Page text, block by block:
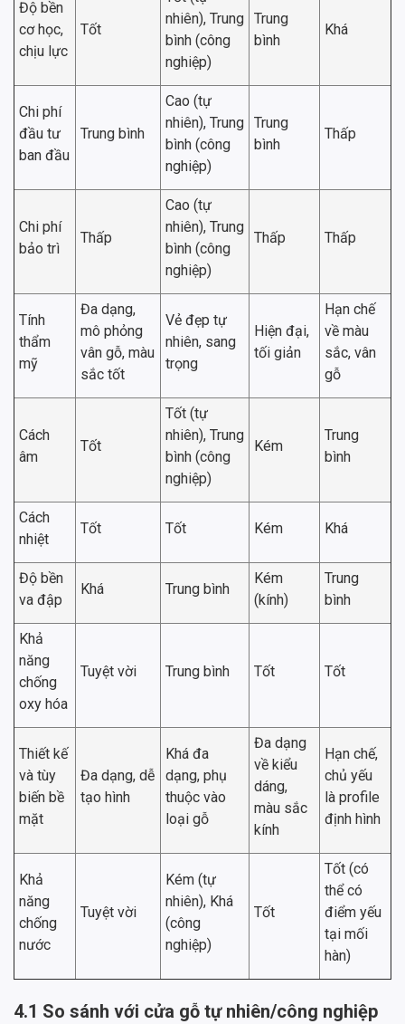
Độ bền
cơ học,
chịu lực
Tốt
nhiên), Trung
bình (công
nghiệp)
Trung
bình
Khá
Chi phí
đầu tư
ban đầu
Trung bình
Cao (tự
nhiên), Trung
bình (công
nghiệp)
Trung
bình
Thấp
Chi phí
bảo trì
Thấp
Cao (tự
nhiên), Trung
bình (công
nghiệp)
Thấp Thấp
Tính
thẩm
mỹ
Đa dạng,
mô phỏng
vân gỗ, màu
sắc tốt
Vẻ đẹp tự
nhiên, sang
trọng
Hiện đại,
tối giản
Hạn chế
về màu
sắc, vân
gỗ
Cách
âm
Tốt
Tốt (tự
nhiên), Trung
bình (công
nghiệp)
Kém
Trung
bình
Cách
nhiệt
Tốt Tốt Kém Khá
Độ bền
va đập
Khá Trung bình
Kém
(kính)
Trung
bình
Khả
năng
chống
oxy hóa
Tuyệt vời Trung bình Tốt Tốt
Thiết kế
và tùy
biến bề
mặt
Đa dạng, dễ
tạo hình
Khá đa
dạng, phụ
thuộc vào
loại gỗ
Đa dạng
về kiểu
dáng,
màu sắc
kính
Hạn chế,
chủ yếu
là profile
định hình
Khả
năng
chống
nước
Tuyệt vời
Kém (tự
nhiên), Khá
(công
nghiệp)
Tốt
Tốt (có
thể có
điểm yếu
tại mối
hàn)
4.1 So sánh với cửa gỗ tự nhiên/công nghiệp